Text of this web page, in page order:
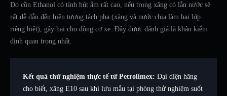
Do cồn Ethanol có tính hút ẩm rất cao, nếu trong xăng có lẫn nước sẽ
rất dễ dẫn đến hiện tượng tách pha (xăng và nước chia làm hai lớp
riêng biệt), gây hại cho động cơ xe. Đây được đánh giá là khâu kiểm
định quan trọng nhất.
Kết quả thử nghiệm thực tế từ Petrolimex: Đại diện hãng
cho biết, xăng E10 sau khi lưu mẫu tại phòng thử nghiệm suốt